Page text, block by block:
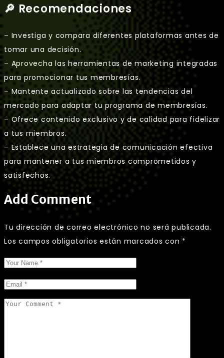
🔎 Recomendaciones
– Investiga y compara diferentes plataformas antes de
tomar una decisión.
– Aprovecha las herramientas de marketing integradas
para promocionar tus membresías.
– Mantente actualizado sobre las tendencias del
mercado para adaptar tu programa de membresías.
– Ofrece contenido exclusivo y de calidad para fidelizar
a tus miembros.
– Establece una estrategia de comunicación efectiva
para mantener a tus miembros comprometidos y
satisfechos.
Add Comment
Tu dirección de correo electrónico no será publicada.
Los campos obligatorios están marcados con *